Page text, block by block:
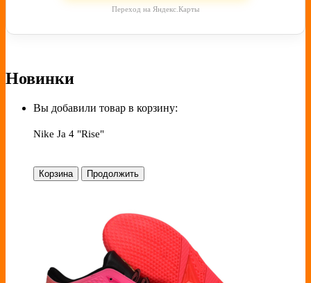
Переход на Яндекс.Карты
Новинки
Вы добавили товар в корзину:
Nike Ja 4 "Rise"
Корзина Продолжить